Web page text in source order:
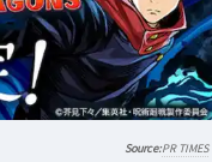
PR TIMES